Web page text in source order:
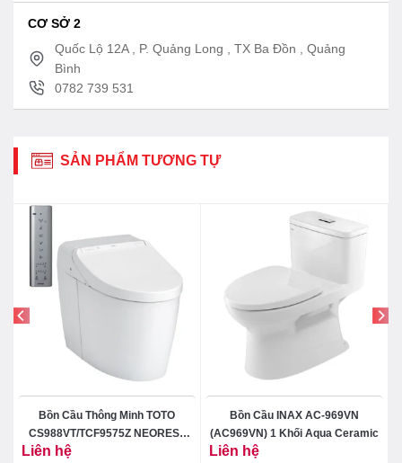
CƠ SỞ 2
Quốc Lộ 12A , P. Quảng Long , TX Ba Đồn , Quảng
Bình
0782 739 531
SẢN PHẨM TƯƠNG TỰ
Bồn Cầu Thông Minh TOTO
CS988VT/TCF9575Z NEOREST
Liên hệ
Bồn Cầu INAX AC-969VN
(AC969VN) 1 Khối Aqua Ceramic
Liên hệ